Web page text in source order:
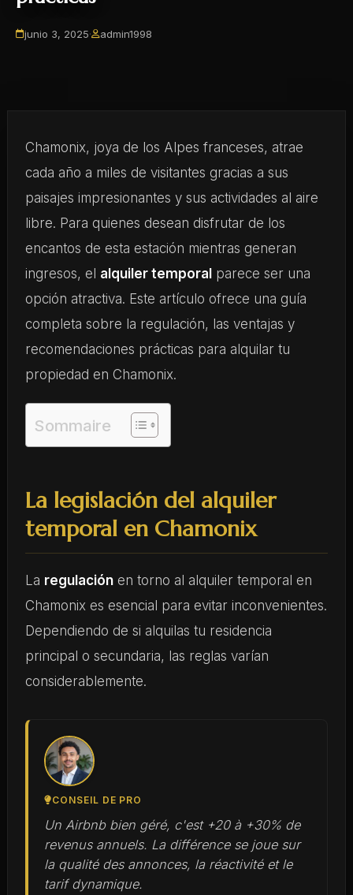
junio 3, 2025· admin1998
Chamonix, joya de los Alpes franceses, atrae
cada año a miles de visitantes gracias a sus
paisajes impresionantes y sus actividades al aire
libre. Para quienes desean disfrutar de los
encantos de esta estación mientras generan
ingresos, el alquiler temporal parece ser una
opción atractiva. Este artículo ofrece una guía
completa sobre la regulación, las ventajas y
recomendaciones prácticas para alquilar tu
propiedad en Chamonix.
Sommaire
La legislación del alquiler
temporal en Chamonix
La regulaciónen torno al alquiler temporal en
Chamonix es esencial para evitar inconvenientes.
Dependiendo de si alquilas tu residencia
principal o secundaria, las reglas varían
considerablemente.
CONSEIL DE PRO
Un Airbnb bien géré, c'est +20 à +30% de
revenus annuels. La différence se joue sur
la qualité des annonces, la réactivité et le
tarif dynamique.